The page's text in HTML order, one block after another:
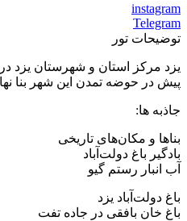
instagram
Telegram
توضیحات تور
پیش در حوضه تمدن این شهر بنا
جاذبه ها:
بناها و مکان‌های تاریخی
بادگیر باغ دولت‌آباد
آب انبار رستم گیو
باغ دولت‌آباد یزد
باغ خان بافقی در جاده تفت